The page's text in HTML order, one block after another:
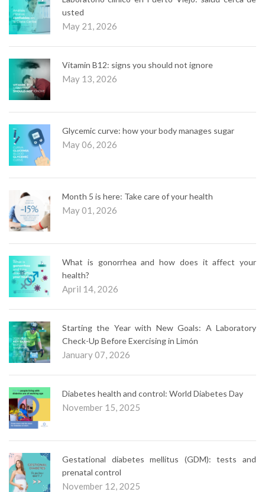
usted
May 21, 2026
Vitamin B12: signs you should not ignore
May 13, 2026
Glycemic curve: how your body manages sugar
May 06, 2026
Month 5 is here: Take care of your health
May 01, 2026
What is gonorrhea and how does it affect your
health?
April 14, 2026
Starting the Year with New Goals: A Laboratory
Check-Up Before Exercising in Limón
January 07, 2026
Diabetes health and control: World Diabetes Day
November 15, 2025
Gestational diabetes mellitus (GDM): tests and
prenatal control
November 12, 2025